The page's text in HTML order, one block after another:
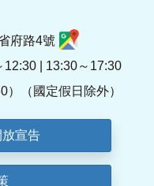
府路4號
| 13:30～17:30
）（國定假日除外）
宣告